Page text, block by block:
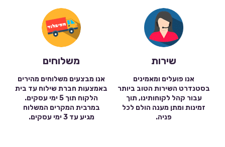
שירות
אנו פועלים ומאמינים
בסטנדרט השירות הטוב ביותר
עבור קהל לקוחותינו, תוך
זמינות ומתן מענה הולם לכל
פניה.
משלוחים
אנו מבצעים משלוחים מהירים
באמצעות חברת שילוח עד בית
הלקוח תוך 5 ימי עסקים.
במרבית המקרים המשלוח
מגיע עד 3 ימי עסקים.